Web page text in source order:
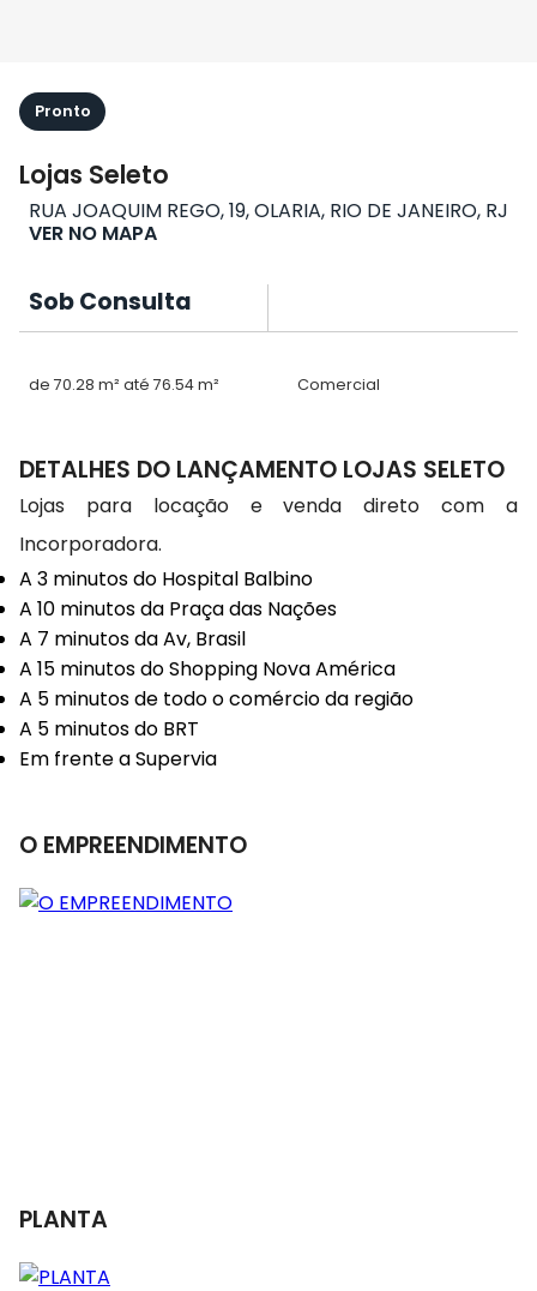
Pronto
Lojas Seleto
RUA JOAQUIM REGO, 19, OLARIA, RIO DE JANEIRO, RJ
VER NO MAPA
Sob Consulta
de 70.28 m² até 76.54 m² Comercial
DETALHES DO LANÇAMENTO LOJAS SELETO
Lojas para locação e venda direto com a
Incorporadora.
A 3 minutos do Hospital Balbino
A 10 minutos da Praça das Nações
A 7 minutos da Av, Brasil
A 15 minutos do Shopping Nova América
A 5 minutos de todo o comércio da região
A 5 minutos do BRT
Em frente a Supervia
O EMPREENDIMENTO
PLANTA